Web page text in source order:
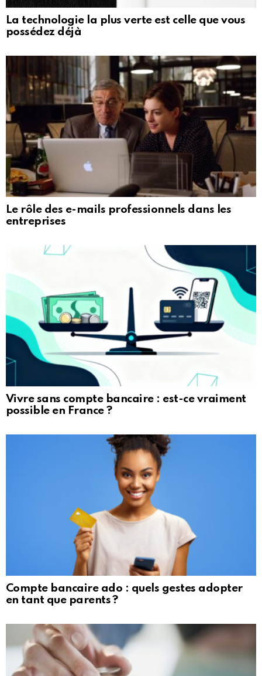
La technologie la plus verte est celle que vous
possédez déjà
Le rôle des e-mails professionnels dans les
entreprises
Vivre sans compte bancaire : est-ce vraiment
possible en France ?
Compte bancaire ado : quels gestes adopter
en tant que parents ?